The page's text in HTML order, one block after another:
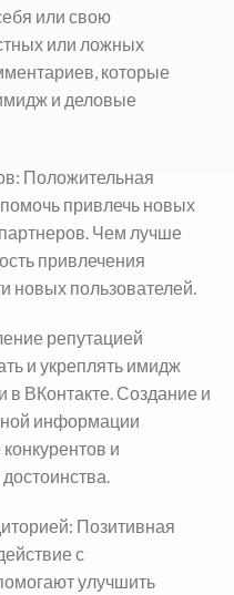
или свою
или ложных
которые
и деловые
Положительная
привлечь новых
Чем лучше
привлечения
новых пользователей.
репутацией
и укреплять имидж
в ВКонтакте. Создание и
информации
и
Позитивная
с
улучшить